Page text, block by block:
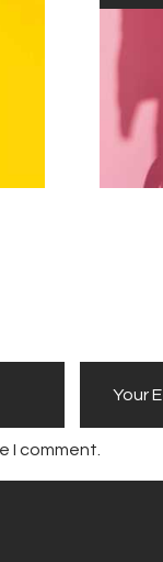
I comment.